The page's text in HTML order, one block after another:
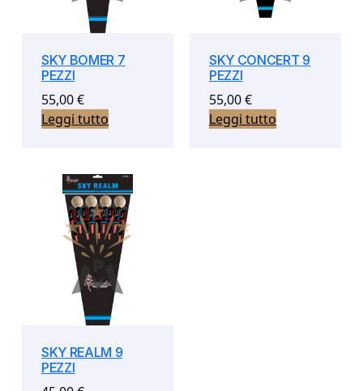
SKY BOMER 7
PEZZI
55,00€
Leggi tutto
SKY CONCERT 9
PEZZI
55,00€
Leggi tutto
SKY REALM 9
PEZZI